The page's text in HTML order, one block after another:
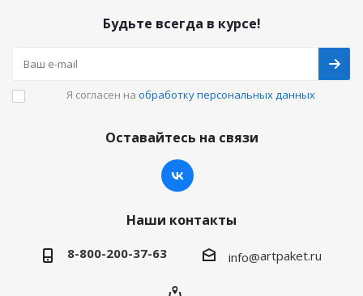
Будьте всегда в курсе!
Я согласен на обработку персональных данных
Оставайтесь на связи
Наши контакты
8-800-200-37-63 info@artpaket.ru